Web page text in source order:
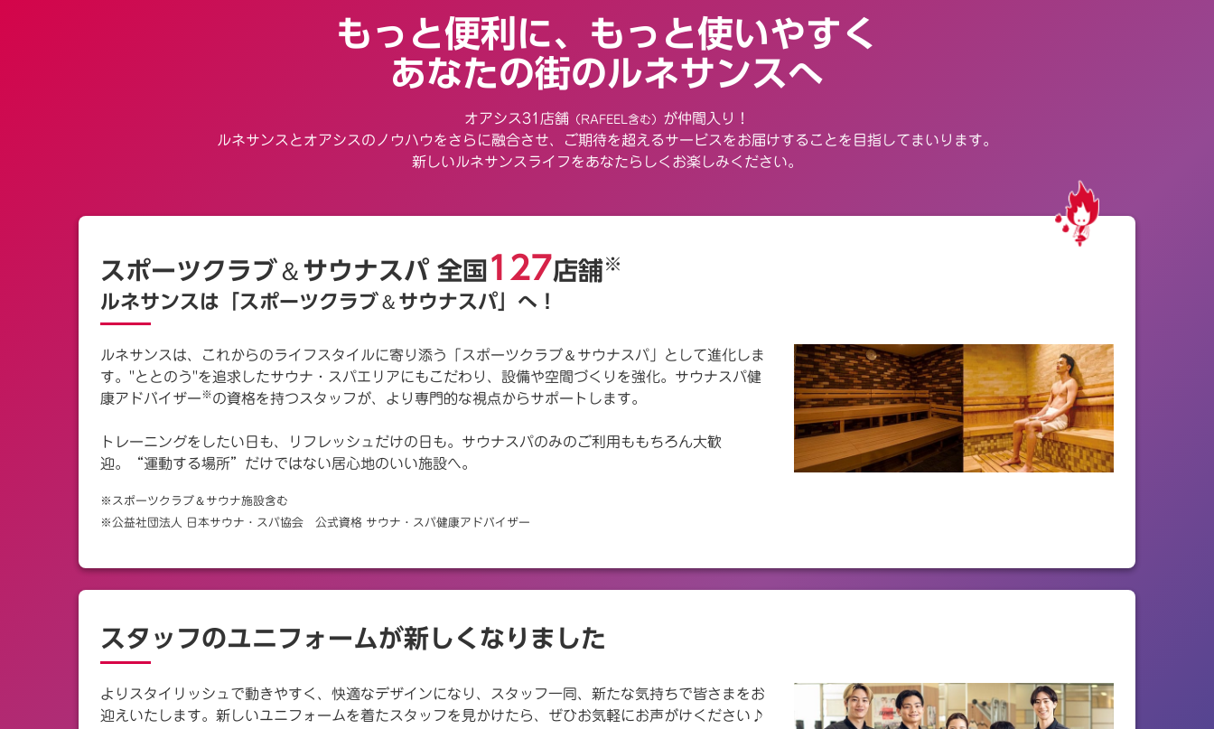
もっと便利に、 もっと使いやすく
あなたの街のルネサンスへ
オアシス31店舗 （RAFEEL含む） が仲間入り！
ルネサンスとオアシスのノウハウをさらに融合させ、ご期待を超えるサービスをお届けすることを目指してまいります。
新しいルネサンスライフをあなたらしくお楽しみください。
スポーツクラブ＆ サウナスパ 全国 127店舗※
ルネサンスは「スポーツクラブ＆ サウナスパ」へ！
ルネサンスは、これからのライフスタイルに寄り添う「スポーツクラブ＆ サウナスパ」として進化しま
す。"ととのう"を追求したサウナ・スパエリアにもこだわり、設備や空間づくりを強化。サウナスパ健
康アドバイザー※の資格を持つスタッフが、より専門的な視点からサポートします。
トレーニングをしたい日も、リフレッシュだけの日も。サウナスパのみのご利用ももちろん大歓
迎。“運動する場所”だけではない居心地のいい施設へ。
※スポーツクラブ ＆ サウナ施設含む
※公益社団法人 日本サウナ・スパ協会 公式資格 サウナ・スパ健康アドバイザー
スタッフのユニフォームが新しくなりました
よりスタイリッシュで動きやすく、快適なデザインになり、スタッフ一同、新たな気持ちで皆さまをお
迎えいたします。新しいユニフォームを着たスタッフを見かけたら、ぜひお気軽にお声がけください♪